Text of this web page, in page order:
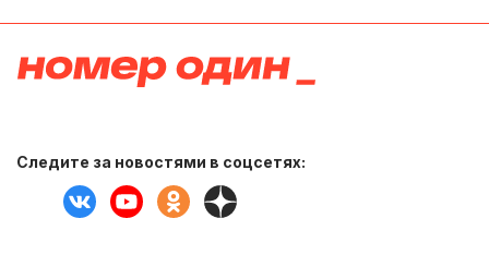
Следите за новостями в соцсетях: